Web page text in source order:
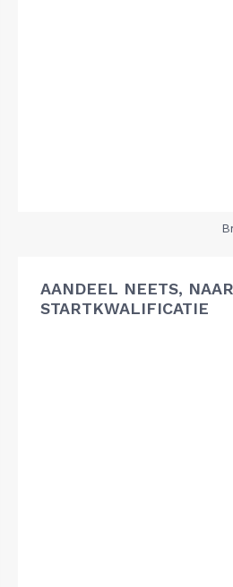
AANDEEL NEETS, NAAR
STARTKWALIFICATIE